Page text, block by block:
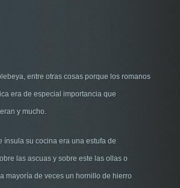
entre otras cosas porque los romanos
era de especial importancia que
y mucho.
ínsula su cocina era una estufa de
las ascuas y sobre este las ollas o
mayoría de veces un hornillo de hierro